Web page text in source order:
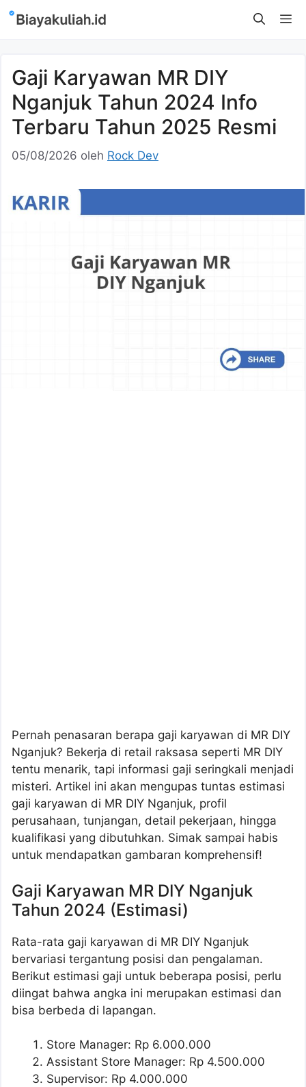
Langsung
Gaji Karyawan MR DIY
Nganjuk Tahun 2024 Info
Terbaru Tahun 2025 Resmi
05/08/2026 oleh Rock Dev
Pernah penasaran berapa gaji karyawan di MR DIY
Nganjuk? Bekerja di retail raksasa seperti MR DIY
tentu menarik, tapi informasi gaji seringkali menjadi
misteri. Artikel ini akan mengupas tuntas estimasi
gaji karyawan di MR DIY Nganjuk, profil
perusahaan, tunjangan, detail pekerjaan, hingga
kualifikasi yang dibutuhkan. Simak sampai habis
untuk mendapatkan gambaran komprehensif!
Gaji Karyawan MR DIY Nganjuk
Tahun 2024 (Estimasi)
Rata-rata gaji karyawan di MR DIY Nganjuk
bervariasi tergantung posisi dan pengalaman.
Berikut estimasi gaji untuk beberapa posisi, perlu
diingat bahwa angka ini merupakan estimasi dan
bisa berbeda di lapangan.
Store Manager: Rp 6.000.000
Assistant Store Manager: Rp 4.500.000
Supervisor: Rp 4.000.000